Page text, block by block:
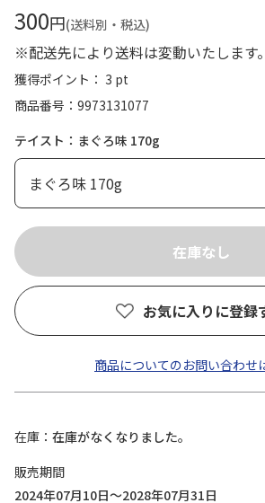
300円(送料別・税込)
※配送先により送料は変動いたします。
獲得ポイント： 3 pt
商品番号
9973131077
テイスト：まぐろ味 170g
お気に入りに登録
商品についてのお問い合わせ
在庫
在庫がなくなりました。
販売期間
2024年07月10日～2028年07月31日